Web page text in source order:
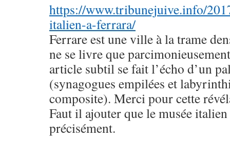
https://www.tribunejuive.info/
italien-a-ferrara/
Ferrare est une ville à la trame
ne se livre que
article subtil se fait l’écho d’un
(synagogues empilées et
composite). Merci pour cette
Faut il ajouter que le musée
précisément.